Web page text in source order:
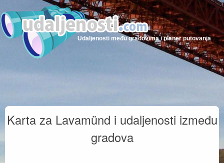
Udaljenosti među gradovima i planer putovanja
Karta za Lavamünd i udaljenosti između
gradova